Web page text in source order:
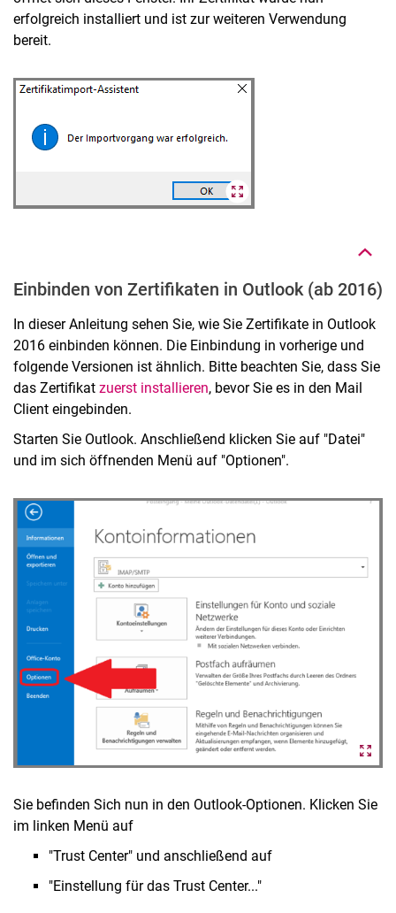
erfolgreich installiert und ist zur weiteren Verwendung
bereit.
Einbinden von Zertifikaten in Outlook (ab 2016)
In dieser Anleitung sehen Sie, wie Sie Zertifikate in Outlook
2016 einbinden können. Die Einbindung in vorherige und
folgende Versionen ist ähnlich. Bitte beachten Sie, dass Sie
das Zertifikat zuerst installieren, bevor Sie es in den Mail
Client eingebinden.
Starten Sie Outlook. Anschließend klicken Sie auf "Datei"
und im sich öffnenden Menü auf "Optionen".
Sie befinden Sich nun in den Outlook-Optionen. Klicken Sie
im linken Menü auf
"Trust Center" und anschließend auf
"Einstellung für das Trust Center..."